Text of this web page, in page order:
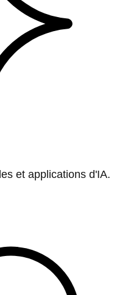
et applications d'IA.